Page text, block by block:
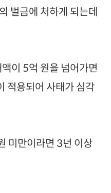
벌금에 처하게 되는데
이 5억 원을 넘어가면
적용되어 사태가 심각
미만이라면 3년 이상